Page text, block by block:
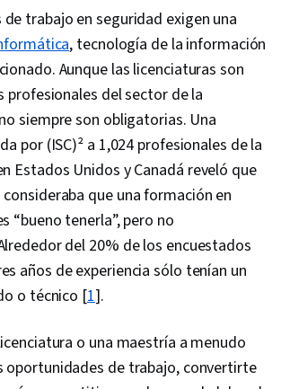
Writing, Professional Networking,
Job Analysis, Recruitment,
Portfolio Management, Web Presence, Market
Research, Writing, Multi-Factor Authentication,
Security Controls, Human Factors (Security),
Security Awareness, Authentications,
Distributed Denial-Of-Service (DDoS) Attacks,
Management, Cyber Attacks,
Vulnerability Management, Simulations, Security
Testing, SQL, Encryption, Relational Databases,
Role-Based Access Control (RBAC),
Database Architecture and Administration,
User Accounts, User Provisioning,
Administration, Database
trabajo en seguridad exigen una
, tecnología de la información
Aunque las licenciaturas son
profesionales del sector de la
siempre son obligatorias. Una
por (ISC)² a 1,024 profesionales de la
Estados Unidos y Canadá reveló que
que una formación en
“bueno tenerla”, pero no
del 20% de los encuestados
años de experiencia sólo tenían un
o técnico [1].
o una maestría a menudo
oportunidades de trabajo, convertirte